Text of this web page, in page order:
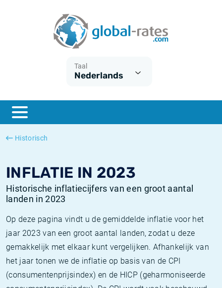
Taal
Nederlands
Historisch
INFLATIE IN 2023
Historische inflatiecijfers van een groot aantal
landen in 2023
Op deze pagina vindt u de gemiddelde inflatie voor het
jaar 2023 van een groot aantal landen, zodat u deze
gemakkelijk met elkaar kunt vergelijken. Afhankelijk van
het jaar tonen we de inflatie op basis van de CPI
(consumentenprijsindex) en de HICP (geharmoniseerde
ESTER
SONIA
Wat is CPI inflatie?
Wat is HICP inflatie?
Nederlandse inflatie - CPI
Amerikaanse inflatie - CPI
Euribor historie
SOFR historie
TONAR historie
Inflatiecalculator